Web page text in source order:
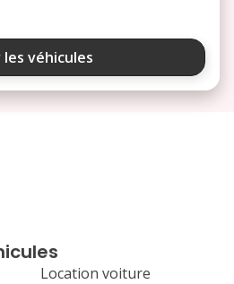
août 2026
me
26
les véhicules
Location voiture